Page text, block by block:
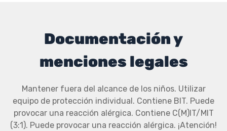
Documentación y
menciones legales
Mantener fuera del alcance de los niños. Utilizar
equipo de protección individual. Contiene BIT. Puede
provocar una reacción alérgica. Contiene C(M)IT/MIT
(3:1). Puede provocar una reacción alérgica. ¡Atención!